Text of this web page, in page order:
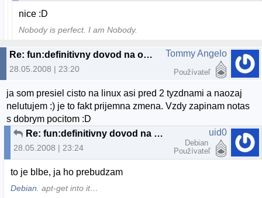
nice :D
Nobody is perfect. I am Nobody.
Re: fun:definitivny dovod na odchod z MS:)
28.05.2008 | 23:20
Tommy Angelo
Používateľ
ja som presiel cisto na linux asi pred 2 tyzdnami a naozaj
nelutujem :) je to fakt prijemna zmena. Vzdy zapinam notas
s dobrym pocitom :D
Re: fun:definitivny dovod na odchod z MS:)
28.05.2008 | 23:24
uid0
Debian
Používateľ
to je blbe, ja ho prebudzam
Debian. apt-get into it…